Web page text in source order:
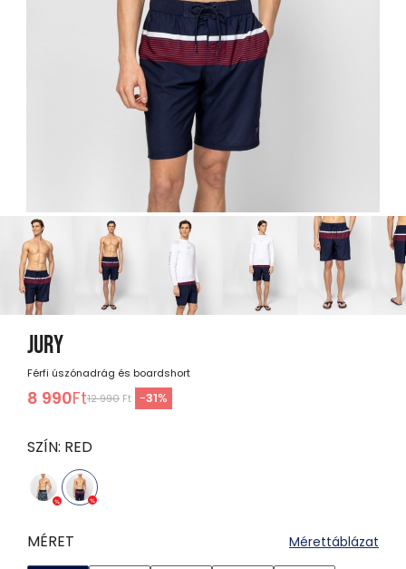
JURY
Férfi úszónadrág és boardshort
8 990Ft12 990 Ft -31%
SZÍN: RED
MÉRET Mérettáblázat